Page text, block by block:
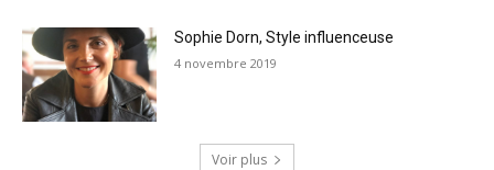
Sophie Dorn, Style influenceuse
4 novembre 2019
Voir plus